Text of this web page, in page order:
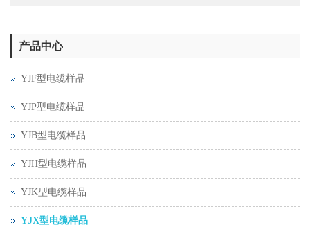
产品中心
YJF型电缆样品
YJP型电缆样品
YJB型电缆样品
YJH型电缆样品
YJK型电缆样品
YJX型电缆样品